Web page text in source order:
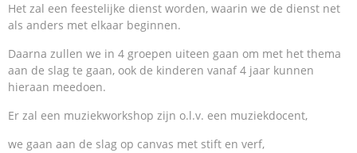
Het zal een feestelijke dienst worden, waarin we de dienst net
als anders met elkaar beginnen.
Daarna zullen we in 4 groepen uiteen gaan om met het thema
aan de slag te gaan, ook de kinderen vanaf 4 jaar kunnen
hieraan meedoen.
Er zal een muziekworkshop zijn o.l.v. een muziekdocent,
we gaan aan de slag op canvas met stift en verf,